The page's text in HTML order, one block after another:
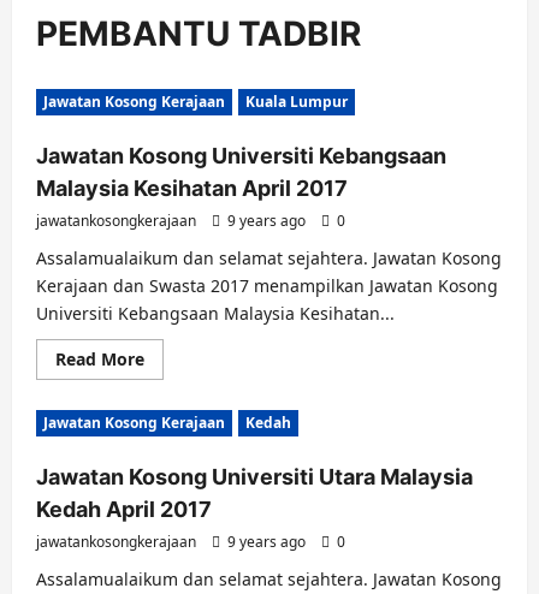
PEMBANTU TADBIR
Jawatan Kosong Kerajaan Kuala Lumpur
Jawatan Kosong Universiti Kebangsaan
Malaysia Kesihatan April 2017
jawatankosongkerajaan 9 years ago 0
Assalamualaikum dan selamat sejahtera. Jawatan Kosong
Kerajaan dan Swasta 2017 menampilkan Jawatan Kosong
Universiti Kebangsaan Malaysia Kesihatan...
Read MoreRead
more
Jawatan
Kosong
Universiti
Malaysia
Kesihatan
April
2017
Jawatan Kosong Kerajaan Kedah
Jawatan Kosong Universiti Utara Malaysia
Kedah April 2017
jawatankosongkerajaan 9 years ago 0
Assalamualaikum dan selamat sejahtera. Jawatan Kosong